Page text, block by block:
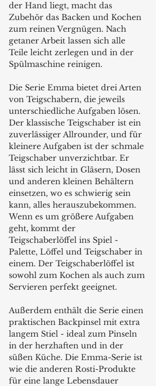
der Hand liegt, macht das
Zubehör das Backen und Kochen
zum reinen Vergnügen. Nach
getaner Arbeit lassen sich alle
Teile leicht zerlegen und in der
Spülmaschine reinigen.
Die Serie Emma bietet drei Arten
von Teigschabern, die jeweils
unterschiedliche Aufgaben lösen.
Der klassische Teigschaber ist ein
zuverlässiger Allrounder, und für
kleinere Aufgaben ist der schmale
Teigschaber unverzichtbar. Er
lässt sich leicht in Gläsern, Dosen
und anderen kleinen Behältern
einsetzen, wo es schwierig sein
kann, alles herauszubekommen.
Wenn es um größere Aufgaben
geht, kommt der
Teigschaberlöffel ins Spiel -
Palette, Löffel und Teigschaber in
einem. Der Teigschaberlöffel ist
sowohl zum Kochen als auch zum
Servieren perfekt geeignet.
Außerdem enthält die Serie einen
praktischen Backpinsel mit extra
langem Stiel - ideal zum Pinseln
in der herzhaften und in der
süßen Küche. Die Emma-Serie ist
wie die anderen Rosti-Produkte
für eine lange Lebensdauer